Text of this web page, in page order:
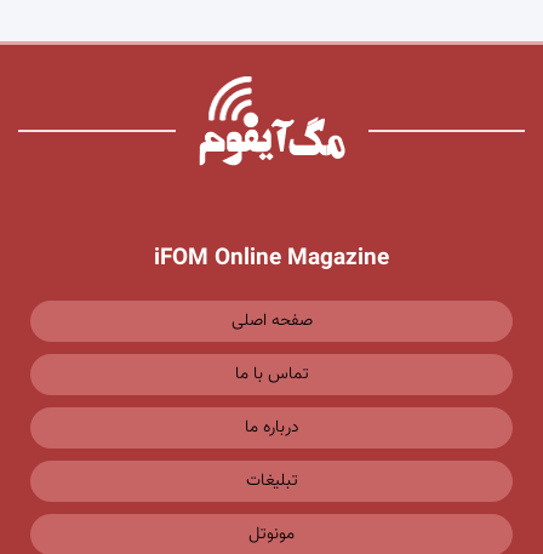
iFOM Online Magazine
صفحه اصلی
تماس با ما
درباره ما
تبلیغات
مونوتل